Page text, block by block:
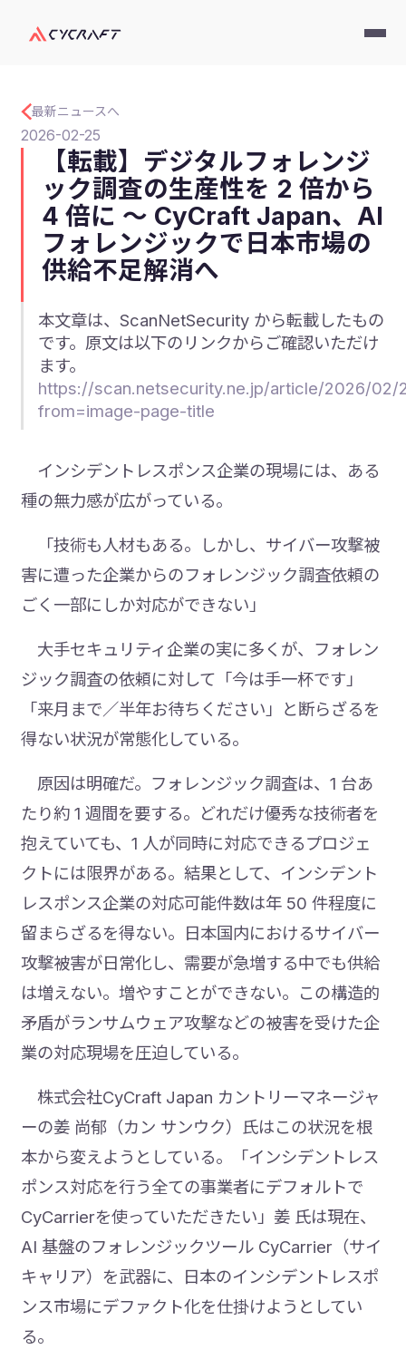
最新ニュースへ
2026-02-25
【転載】デジタルフォレンジ
ック調査の生産性を 2 倍から
4 倍に ～ CyCraft Japan、AI
フォレンジックで日本市場の
供給不足解消へ
本文章は、ScanNetSecurity から転載したもの
です。原文は以下のリンクからご確認いただけ
ます。
https://scan.netsecurity.ne.jp/article/2026/02/
from=image-page-title
インシデントレスポンス企業の現場には、ある
種の無力感が広がっている。
「技術も人材もある。しかし、サイバー攻撃被
害に遭った企業からのフォレンジック調査依頼の
ごく一部にしか対応ができない」
大手セキュリティ企業の実に多くが、フォレン
ジック調査の依頼に対して「今は手一杯です」
「来月まで／半年お待ちください」と断らざるを
得ない状況が常態化している。
原因は明確だ。フォレンジック調査は、1 台あ
たり約 1 週間を要する。どれだけ優秀な技術者を
抱えていても、1 人が同時に対応できるプロジェ
クトには限界がある。結果として、インシデント
レスポンス企業の対応可能件数は年 50 件程度に
留まらざるを得ない。日本国内におけるサイバー
攻撃被害が日常化し、需要が急増する中でも供給
は増えない。増やすことができない。この構造的
矛盾がランサムウェア攻撃などの被害を受けた企
業の対応現場を圧迫している。
株式会社CyCraft Japan カントリーマネージャ
ーの姜 尚郁（カン サンウク）氏はこの状況を根
本から変えようとしている。「インシデントレス
ポンス対応を行う全ての事業者にデフォルトで
CyCarrierを使っていただきたい」姜 氏は現在、
AI 基盤のフォレンジックツール CyCarrier（サイ
キャリア）を武器に、日本のインシデントレスポ
ンス市場にデファクト化を仕掛けようとしてい
る。